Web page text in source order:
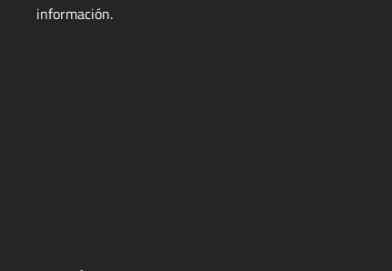
información.